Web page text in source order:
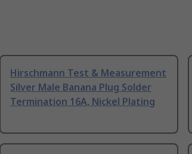
Hirschmann Test & Measurement
Silver Male Banana Plug Solder
Termination 16A, Nickel Plating